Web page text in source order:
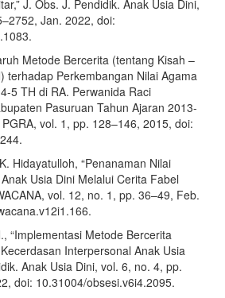
J. Obs. J. Pendidik. Anak Usia Dini,
Jan. 2022, doi:
Metode Bercerita (tentang Kisah –
terhadap Perkembangan Nilai Agama
5 TH di RA. Perwanida Raci
Pasuruan Tahun Ajaran 2013-
vol. 1, pp. 128–146, 2015, doi:
Hidayatulloh, “Penanaman Nilai
Usia Dini Melalui Cerita Fabel
vol. 12, no. 1, pp. 36–49, Feb.
“Implementasi Metode Bercerita
Interpersonal Anak Usia
Anak Usia Dini, vol. 6, no. 4, pp.
doi: 10.31004/obsesi.v6i4.2095.